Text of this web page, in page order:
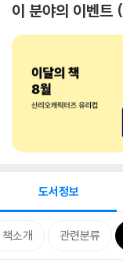
이 분야의 이벤트
도서정보
책소개 관련분류